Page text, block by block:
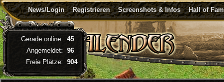
News/Login Registrieren Screenshots & Infos Hall of
Gerade online: 45
Angemeldet: 96
Freie Plätze: 904